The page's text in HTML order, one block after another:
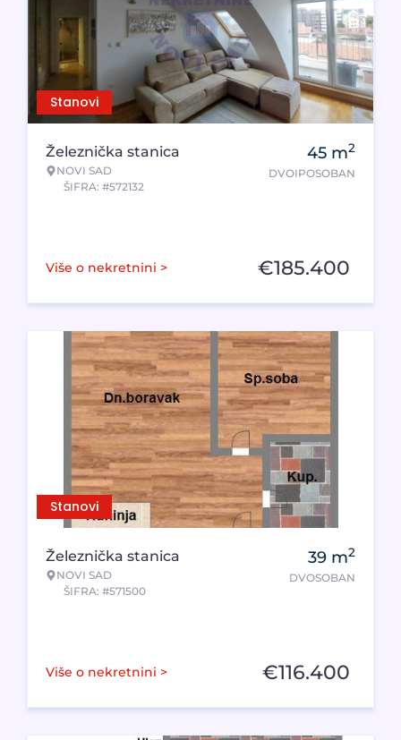
Stanovi
Železnička stanica
NOVI SAD
ŠIFRA: #572132
45 m2
DVOIPOSOBAN
Više o nekretnini > €185.400
Stanovi
Železnička stanica
NOVI SAD
ŠIFRA: #571500
39 m2
DVOSOBAN
Više o nekretnini > €116.400